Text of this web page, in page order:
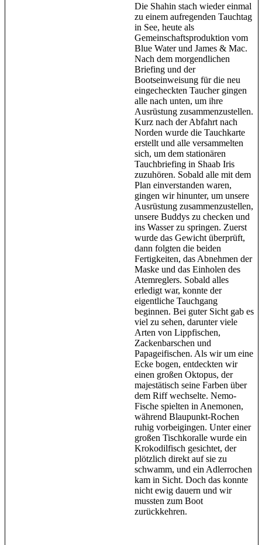
Die Shahin stach wieder einmal
zu einem aufregenden Tauchtag
in See, heute als
Gemeinschaftsproduktion vom
Blue Water und James & Mac.
Nach dem morgendlichen
Briefing und der
Bootseinweisung für die neu
eingecheckten Taucher gingen
alle nach unten, um ihre
Ausrüstung zusammenzustellen.
Kurz nach der Abfahrt nach
Norden wurde die Tauchkarte
erstellt und alle versammelten
sich, um dem stationären
Tauchbriefing in Shaab Iris
zuzuhören. Sobald alle mit dem
Plan einverstanden waren,
gingen wir hinunter, um unsere
Ausrüstung zusammenzustellen,
unsere Buddys zu checken und
ins Wasser zu springen. Zuerst
wurde das Gewicht überprüft,
dann folgten die beiden
Fertigkeiten, das Abnehmen der
Maske und das Einholen des
Atemreglers. Sobald alles
erledigt war, konnte der
eigentliche Tauchgang
beginnen. Bei guter Sicht gab es
viel zu sehen, darunter viele
Arten von Lippfischen,
Zackenbarschen und
Papageifischen. Als wir um eine
Ecke bogen, entdeckten wir
einen großen Oktopus, der
majestätisch seine Farben über
dem Riff wechselte. Nemo-
Fische spielten in Anemonen,
während Blaupunkt-Rochen
ruhig vorbeigingen. Unter einer
großen Tischkoralle wurde ein
Krokodilfisch gesichtet, der
plötzlich direkt auf sie zu
schwamm, und ein Adlerrochen
kam in Sicht. Doch das konnte
nicht ewig dauern und wir
mussten zum Boot
zurückkehren.